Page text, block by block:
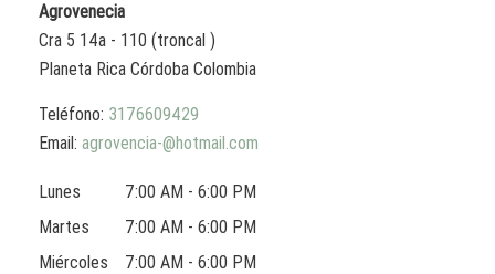
Agrovenecia
Cra 5 14a - 110 (troncal )
Planeta Rica Córdoba Colombia
Teléfono: 3176609429
Email: agrovencia-@hotmail.com
Lunes
7:00 AM - 6:00 PM
Martes
7:00 AM - 6:00 PM
Miércoles
7:00 AM - 6:00 PM